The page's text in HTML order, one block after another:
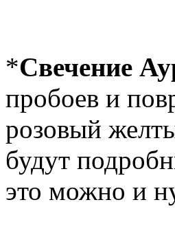
*Свечение
пробоев и
розовый
будут
это можно и